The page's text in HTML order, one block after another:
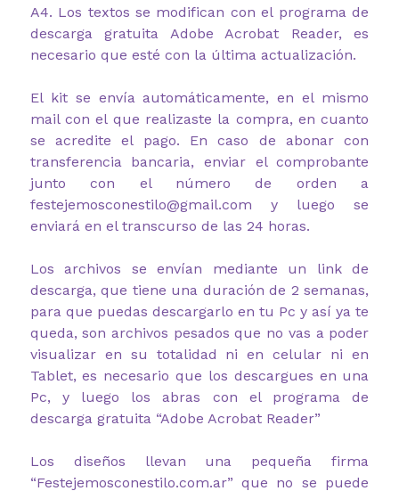
A4. Los textos se modifican con el programa de
descarga gratuita Adobe Acrobat Reader, es
necesario que esté con la última actualización.
El kit se envía automáticamente, en el mismo
mail con el que realizaste la compra, en cuanto
se acredite el pago. En caso de abonar con
transferencia bancaria, enviar el comprobante
junto con el número de orden a
festejemosconestilo@gmail.com y luego se
enviará en el transcurso de las 24 horas.
Los archivos se envían mediante un link de
descarga, que tiene una duración de 2 semanas,
para que puedas descargarlo en tu Pc y así ya te
queda, son archivos pesados que no vas a poder
visualizar en su totalidad ni en celular ni en
Tablet, es necesario que los descargues en una
Pc, y luego los abras con el programa de
descarga gratuita “Adobe Acrobat Reader”
Los diseños llevan una pequeña firma
“Festejemosconestilo.com.ar” que no se puede